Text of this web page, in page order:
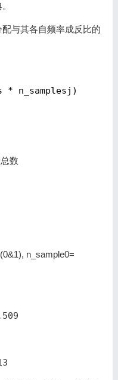
配与其各自频率成反比的
数
n_sample0=